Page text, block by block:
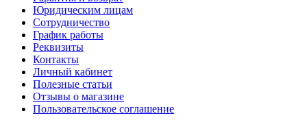
Юридическим лицам
Сотрудничество
График работы
Реквизиты
Контакты
Личный кабинет
Полезные статьи
Отзывы о магазине
Пользовательское соглашение